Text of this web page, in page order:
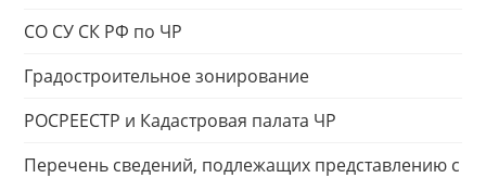
СО СУ СК РФ по ЧР
Градостроительное зонирование
РОСРЕЕСТР и Кадастровая палата ЧР
Перечень сведений, подлежащих представлению с